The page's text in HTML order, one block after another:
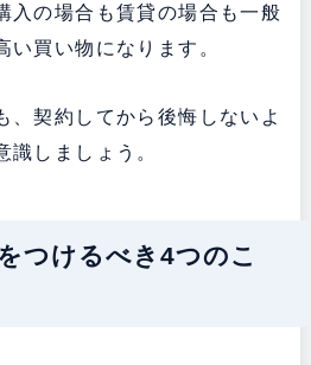
入の場合も賃貸の場合も一般
い買い物になります。
、契約してから後悔しないよ
識しましょう。
つけるべき4つのこ